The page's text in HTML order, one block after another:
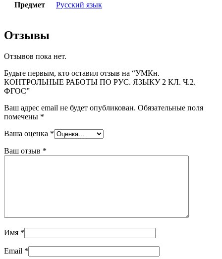
Предмет Русский язык
Отзывы
Отзывов пока нет.
Будьте первым, кто оставил отзыв на “УМКн.
КОНТРОЛЬНЫЕ РАБОТЫ ПО РУС. ЯЗЫКУ 2 КЛ. Ч.2.
ФГОС”
Ваш адрес email не будет опубликован. Обязательные поля
помечены *
Ваша оценка *
Ваш отзыв *
Имя *
Email *